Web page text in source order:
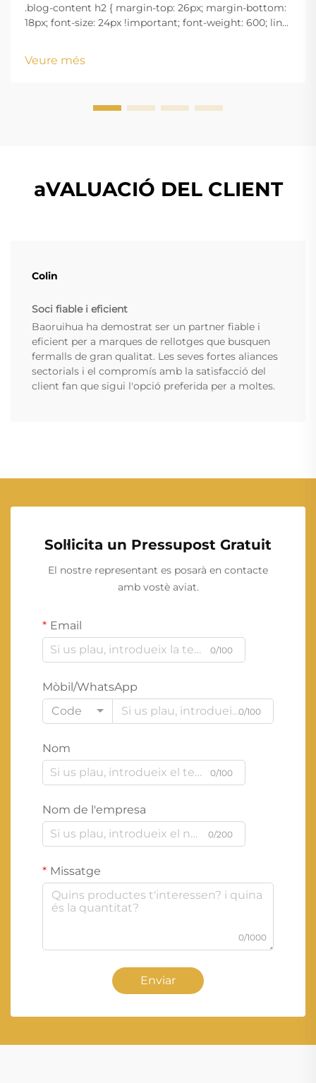
.blog-content h2 { margin-top: 26px; margin-bottom:
18px; font-size: 24px !important; font-weight: 600; line-
w...
Veure més
aVALUACIÓ DEL CLIENT
Colin
Soci fiable i eficient
Baoruihua ha demostrat ser un partner fiable i
eficient per a marques de rellotges que busquen
fermalls de gran qualitat. Les seves fortes aliances
sectorials i el compromís amb la satisfacció del
client fan que sigui l'opció preferida per a moltes.
Sol·licita un Pressupost Gratuit
El nostre representant es posarà en contacte
amb vostè aviat.
Email
0/100
Mòbil/WhatsApp
Code
0/100
Nom
0/100
Nom de l'empresa
0/200
Missatge
0/1000
Enviar